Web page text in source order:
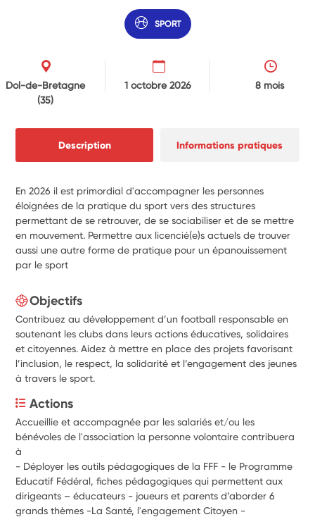
SPORT
Dol-de-Bretagne
(35)
1 octobre 2026 8 mois
Description Informations pratiques
En 2026 il est primordial d'accompagner les personnes
éloignées de la pratique du sport vers des structures
permettant de se retrouver, de se sociabiliser et de se mettre
en mouvement. Permettre aux licencié(e)s actuels de trouver
aussi une autre forme de pratique pour un épanouissement
par le sport
Objectifs
Contribuez au développement d’un football responsable en
soutenant les clubs dans leurs actions éducatives, solidaires
et citoyennes. Aidez à mettre en place des projets favorisant
l’inclusion, le respect, la solidarité et l’engagement des jeunes
à travers le sport.
Actions
Accueillie et accompagnée par les salariés et/ou les
bénévoles de l'association la personne volontaire contribuera
- Déployer les outils pédagogiques de la FFF - le Programme
Educatif Fédéral, fiches pédagogiques qui permettent aux
dirigeants – éducateurs - joueurs et parents d’aborder 6
grands thèmes -La Santé, l'engagement Citoyen -